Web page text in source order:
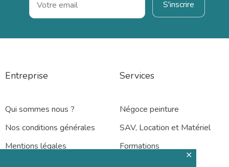
✕
Entreprise
Qui sommes nous ?
Nos conditions générales
Mentions légales
Services
Négoce peinture
SAV, Location et Matériel
Formations